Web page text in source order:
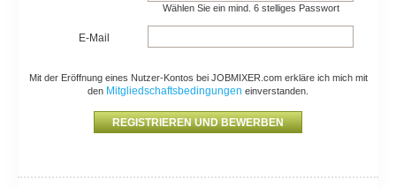
Wählen Sie ein mind. 6 stelliges Passwort
E-Mail
Mit der Eröffnung eines Nutzer-Kontos bei JOBMIXER.com erkläre ich mich mit
den Mitgliedschaftsbedingungen einverstanden.